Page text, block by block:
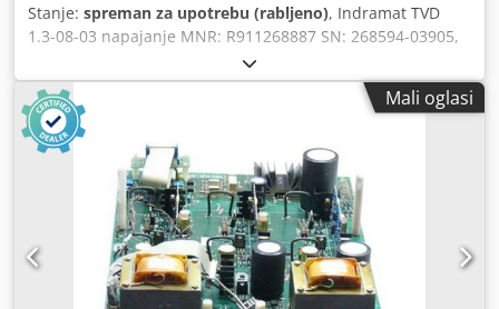
Stanje: spreman za upotrebu (rabljeno), Indramat TVD
1.3-08-03 napajanje MNR: R911268887 SN: 268594-03905,
stručno kompletno obnovljeno i testirano s 12 mjeseci
jamstva, 100% ispravno, isporuka prema slikama, rabljeno,
dobro očuvano stanje, 100% funkcionalno, isporuka prema
slikama. Na ovaj artikl ne primjenjuju se dogovoreni
prodajni popusti. Cijenu molimo zatražiti zasebno! Djdpex
Ety Ijfx Ak Ujck
Mali oglasi